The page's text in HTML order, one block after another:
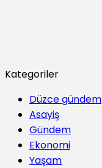
Kategoriler
Düzce gündem
Asayiş
Gündem
Ekonomi
Yaşam